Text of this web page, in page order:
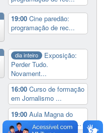
19:00Cine paredão:
programação de rec...
dia inteiro
Exposição:
Perder Tudo.
Novament...
16:00Curso de formação
em Jornalismo ...
19:00Aula Magna do
IELA: Homenagem ao...